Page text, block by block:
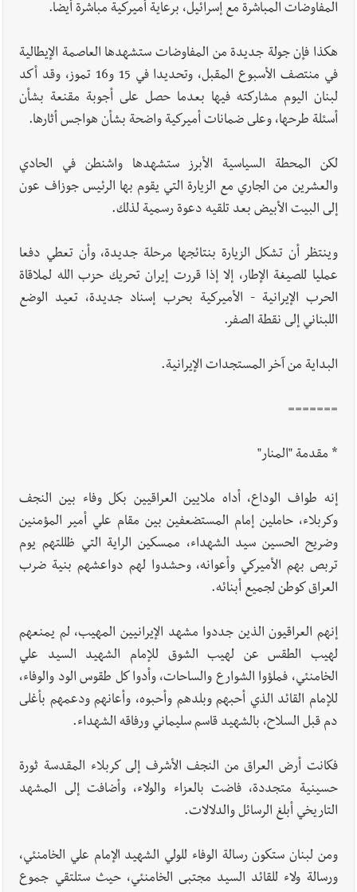
المفاوضات المباشرة مع إسرائيل، برعاية أميركية مباشرة أيضا.
هكذا فإن جولة جديدة من المفاوضات ستشهدها العاصمة الإيطالية
في منتصف الأسبوع المقبل، وتحديدا في 15 و16 تموز، وقد أكد
لبنان اليوم مشاركته فيها بعدما حصل على أجوبة مقنعة بشأن
أسئلة طرحها، وعلى ضمانات أميركية واضحة بشأن هواجس أثارها.
لكن المحطة السياسية الأبرز ستشهدها واشنطن في الحادي
والعشرين من الجاري مع الزيارة التي يقوم بها الرئيس جوزاف عون
إلى البيت الأبيض بعد تلقيه دعوة رسمية لذلك.
وينتظر أن تشكل الزيارة بنتائجها مرحلة جديدة، وأن تعطي دفعا
عمليا للصيغة الإطار، إلا إذا قررت إيران تحريك حزب الله لملاقاة
الحرب الإيرانية - الأميركية بحرب إسناد جديدة، تعيد الوضع
اللبناني إلى نقطة الصفر.
البداية من آخر المستجدات الإيرانية.
=======
* مقدمة "المنار"
إنه طواف الوداع، أداه ملايين العراقيين بكل وفاء بين النجف
وكربلاء، حاملين إمام المستضعفين بين مقام علي أمير المؤمنين
وضريح الحسين سيد الشهداء، ممسكين الراية التي ظللتهم يوم
تربص بهم الأميركي وأعوانه، وحشدوا لهم دواعشهم بنية ضرب
العراق كوطن لجميع أبنائه.
إنهم العراقيون الذين جددوا مشهد الإيرانيين المهيب، لم يمنعهم
لهيب الطقس عن لهيب الشوق للإمام الشهيد السيد علي
الخامنئي، فملؤوا الشوارع والساحات، وأدوا كل طقوس الود والوفاء،
للإمام القائد الذي أحبهم وبلدهم وأحبوه، وأعانهم ودعمهم بأغلى
دم قبل السلاح، بالشهيد قاسم سليماني ورفاقه الشهداء.
فكانت أرض العراق من النجف الأشرف إلى كربلاء المقدسة ثورة
حسينية متجددة، فاضت بالعزاء والولاء، وأضافت إلى المشهد
التاريخي أبلغ الرسائل والدلالات.
ومن لبنان ستكون رسالة الوفاء للولي الشهيد الإمام علي الخامنئي،
ورسالة ولاء للقائد السيد مجتبى الخامنئي، حيث ستلتقي جموع